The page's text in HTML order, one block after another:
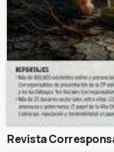
Revista